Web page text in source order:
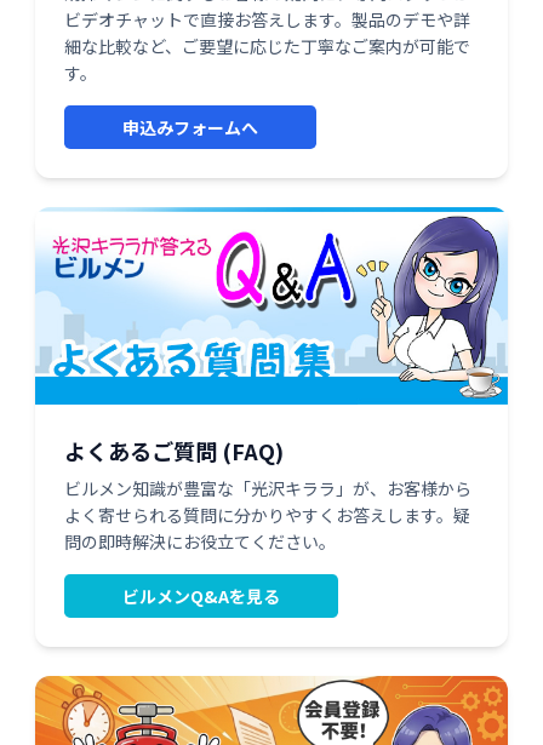
ビデオチャットで直接お答えします。製品のデモや詳
細な比較など、ご要望に応じた丁寧なご案内が可能で
す。
申込みフォームへ
よくあるご質問 (FAQ)
ビルメン知識が豊富な「光沢キララ」が、お客様から
よく寄せられる質問に分かりやすくお答えします。疑
問の即時解決にお役立てください。
ビルメンQ&Aを見る